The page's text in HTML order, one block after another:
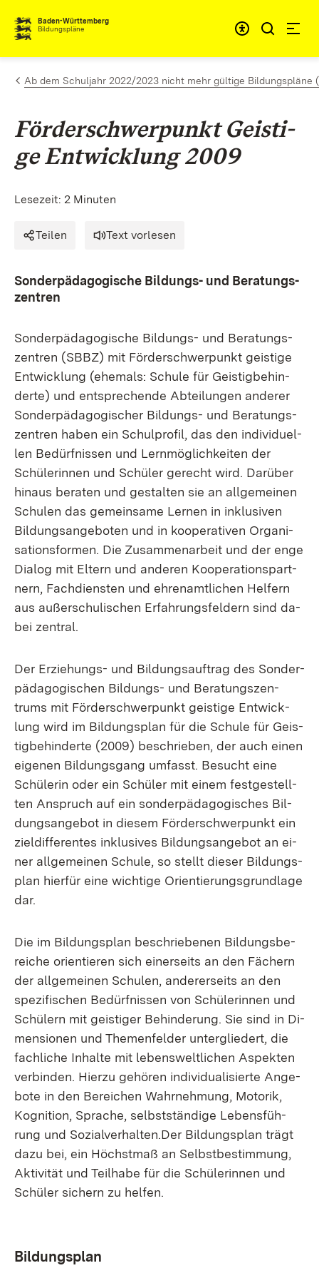
Zum Inhalt springen
Baden-Württemberg
Bildungspläne
Ab dem Schuljahr 2022/2023 nicht mehr gültige Bildungspläne
För­der­schwer­punkt Geis­ti­
ge Ent­wick­lung 2009
Lesezeit: 2 Minuten
Tei­len Text vorlesen
Son­der­päd­ago­gi­sche Bil­dungs- und Be­ra­tungs­
zen­tren
Son­der­päd­ago­gi­sche Bil­dungs- und Be­ra­tungs­
zen­tren (SBBZ) mit För­der­schwer­punkt geis­ti­ge
Ent­wick­lung (ehe­mals: Schu­le für Geis­tig­be­hin­
der­te) und ent­spre­chen­de Ab­tei­lun­gen an­de­rer
Son­der­päd­ago­gi­scher Bil­dungs- und Be­ra­tungs­
zen­tren ha­ben ein Schul­pro­fil, das den in­di­vi­du­el­
len Be­dürf­nis­sen und Lern­mög­lich­kei­ten der
Schü­le­rin­nen und Schü­ler ge­recht wird. Dar­über
hin­aus be­ra­ten und ge­stal­ten sie an all­ge­mei­nen
Schu­len das ge­mein­sa­me Ler­nen in in­klu­si­ven
Bil­dungs­an­ge­bo­ten und in ko­ope­ra­ti­ven Or­ga­ni­
sa­ti­ons­for­men. Die Zu­sam­men­ar­beit und der en­ge
Dia­log mit El­tern und an­de­ren Ko­ope­ra­ti­ons­part­
nern, Fach­diens­ten und eh­ren­amt­li­chen Hel­fern
aus au­ßer­schu­li­schen Er­fah­rungs­fel­dern sind da­
bei zen­tral.
Der Er­zie­hungs- und Bil­dungs­auf­trag des Son­der­
päd­ago­gi­schen Bil­dungs- und Be­ra­tungs­zen­
trums mit För­der­schwer­punkt geis­ti­ge Ent­wick­
lung wird im Bil­dungs­plan für die Schu­le für Geis­
tig­be­hin­der­te (2009) be­schrie­ben, der auch ei­nen
ei­ge­nen Bil­dungs­gang um­fasst. Be­sucht ei­ne
Schü­le­rin oder ein Schü­ler mit ei­nem fest­ge­stell­
ten An­spruch auf ein son­der­päd­ago­gi­sches Bil­
dungs­an­ge­bot in die­sem För­der­schwer­punkt ein
ziel­dif­fe­ren­tes in­klu­si­ves Bil­dungs­an­ge­bot an ei­
ner all­ge­mei­nen Schu­le, so stellt die­ser Bil­dungs­
plan hier­für ei­ne wich­ti­ge Ori­en­tie­rungs­grund­la­ge
dar.
Die im Bil­dungs­plan be­schrie­be­nen Bil­dungs­be­
rei­che ori­en­tie­ren sich ei­ner­seits an den Fä­chern
der all­ge­mei­nen Schu­len, an­de­rer­seits an den
spe­zi­fi­schen Be­dürf­nis­sen von Schü­le­rin­nen und
Schü­lern mit geis­ti­ger Be­hin­de­rung. Sie sind in Di­
men­sio­nen und The­men­fel­der un­ter­glie­dert, die
fach­li­che In­hal­te mit le­bens­welt­li­chen As­pek­ten
ver­bin­den. Hier­zu ge­hö­ren in­di­vi­dua­li­sier­te An­ge­
bo­te in den Be­rei­chen Wahr­neh­mung, Mo­to­rik,
Ko­gni­ti­on, Spra­che, selbst­stän­di­ge Le­bens­füh­
rung und So­zi­al­ver­hal­ten.Der Bil­dungs­plan trägt
da­zu bei, ein Höchst­maß an Selbst­be­stim­mung,
Ak­ti­vi­tät und Teil­ha­be für die Schü­le­rin­nen und
Schü­ler si­chern zu hel­fen.
Bil­dungs­plan